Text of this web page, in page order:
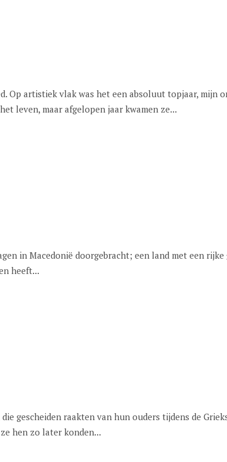
Op artistiek vlak was het een absoluut topjaar, mijn
leven, maar afgelopen jaar kwamen ze...
in Macedonië doorgebracht; een land met een rijke
heeft...
gescheiden raakten van hun ouders tijdens de
hen zo later konden...